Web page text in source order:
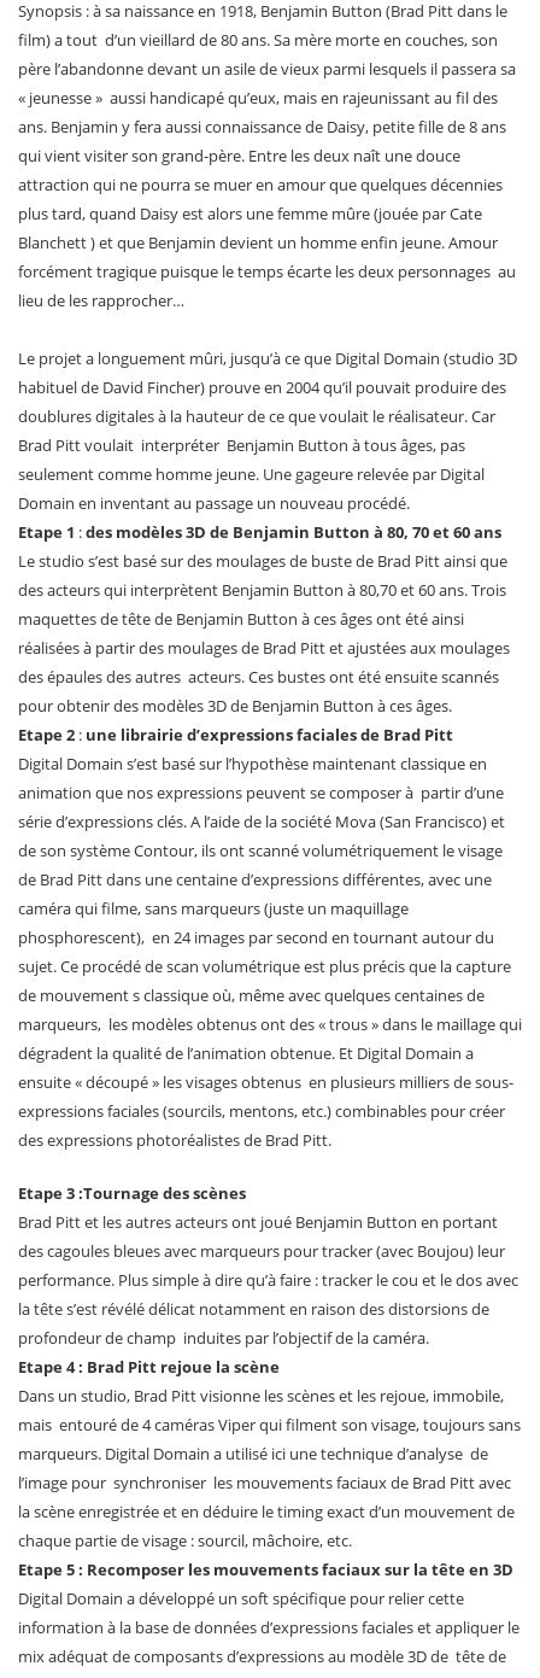
Synopsis : à sa naissance en 1918, Benjamin Button (Brad Pitt dans le
film) a tout d’un vieillard de 80 ans. Sa mère morte en couches, son
père l’abandonne devant un asile de vieux parmi lesquels il passera sa
« jeunesse » aussi handicapé qu’eux, mais en rajeunissant au fil des
ans. Benjamin y fera aussi connaissance de Daisy, petite fille de 8 ans
qui vient visiter son grand-père. Entre les deux naît une douce
attraction qui ne pourra se muer en amour que quelques décennies
plus tard, quand Daisy est alors une femme mûre (jouée par Cate
Blanchett ) et que Benjamin devient un homme enfin jeune. Amour
forcément tragique puisque le temps écarte les deux personnages au
lieu de les rapprocher…
Le projet a longuement mûri, jusqu’à ce que Digital Domain (studio 3D
habituel de David Fincher) prouve en 2004 qu’il pouvait produire des
doublures digitales à la hauteur de ce que voulait le réalisateur. Car
Brad Pitt voulait interpréter Benjamin Button à tous âges, pas
seulement comme homme jeune. Une gageure relevée par Digital
Domain en inventant au passage un nouveau procédé.
Etape 1 :des modèles 3D de Benjamin Button à 80, 70 et 60 ans
Le studio s’est basé sur des moulages de buste de Brad Pitt ainsi que
des acteurs qui interprètent Benjamin Button à 80,70 et 60 ans. Trois
maquettes de tête de Benjamin Button à ces âges ont été ainsi
réalisées à partir des moulages de Brad Pitt et ajustées aux moulages
des épaules des autres acteurs. Ces bustes ont été ensuite scannés
pour obtenir des modèles 3D de Benjamin Button à ces âges.
Etape 2 : une librairie d’expressions faciales de Brad Pitt
Digital Domain s’est basé sur l’hypothèse maintenant classique en
animation que nos expressions peuvent se composer à partir d’une
série d’expressions clés. A l’aide de la société Mova (San Francisco) et
de son système Contour, ils ont scanné volumétriquement le visage
de Brad Pitt dans une centaine d’expressions différentes, avec une
caméra qui filme, sans marqueurs (juste un maquillage
phosphorescent), en 24 images par second en tournant autour du
sujet. Ce procédé de scan volumétrique est plus précis que la capture
de mouvement s classique où, même avec quelques centaines de
marqueurs, les modèles obtenus ont des « trous » dans le maillage qui
dégradent la qualité de l’animation obtenue. Et Digital Domain a
ensuite « découpé » les visages obtenus en plusieurs milliers de sous-
expressions faciales (sourcils, mentons, etc.) combinables pour créer
des expressions photoréalistes de Brad Pitt.
Etape 3 :Tournage des scènes
Brad Pitt et les autres acteurs ont joué Benjamin Button en portant
des cagoules bleues avec marqueurs pour tracker (avec Boujou) leur
performance. Plus simple à dire qu’à faire : tracker le cou et le dos avec
la tête s’est révélé délicat notamment en raison des distorsions de
profondeur de champ induites par l’objectif de la caméra.
Etape 4 : Brad Pitt rejoue la scène
Dans un studio, Brad Pitt visionne les scènes et les rejoue, immobile,
mais entouré de 4 caméras Viper qui filment son visage, toujours sans
marqueurs. Digital Domain a utilisé ici une technique d’analyse de
l’image pour synchroniser les mouvements faciaux de Brad Pitt avec
la scène enregistrée et en déduire le timing exact d’un mouvement de
chaque partie de visage : sourcil, mâchoire, etc.
Etape 5 : Recomposer les mouvements faciaux sur la tête en 3D
Digital Domain a développé un soft spécifique pour relier cette
information à la base de données d’expressions faciales et appliquer le
mix adéquat de composants d’expressions au modèle 3D de tête de